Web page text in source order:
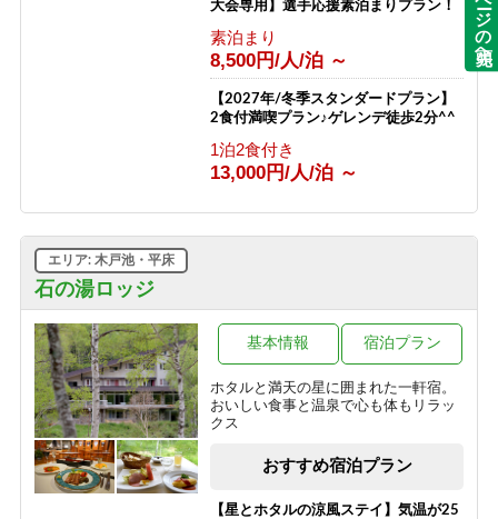
大会専用】選手応援素泊まりプラン！
素泊まり
8,500円/人/泊 ～
【2027年/冬季スタンダードプラン】
2食付満喫プラン♪ゲレンデ徒歩2分^^
1泊2食付き
13,000円/人/泊 ～
石の湯ロッジ
エリア: 木戸池・平床
ホタルと満天の星に囲まれた一軒宿。
おいしい食事と温泉で心も体もリラッ
クス
基本情報 宿泊プラン
おすすめ宿泊プラン
【星とホタルの涼風ステイ】気温が25
ページの先頭へ